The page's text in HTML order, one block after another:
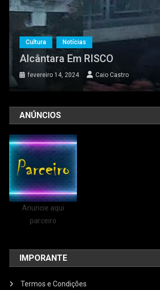
Cultura Notícias
Alcântara Em RISCO
fevereiro 14, 2024 Caio Castro
ANÚNCIOS
Anuncie aqui
parceiro
IMPORANTE
Termos e Condições